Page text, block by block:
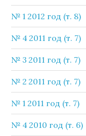
№ 1 2012 год (т. 8)
№ 4 2011 год (т. 7)
№ 3 2011 год (т. 7)
№ 2 2011 год (т. 7)
№ 1 2011 год (т. 7)
№ 4 2010 год (т. 6)